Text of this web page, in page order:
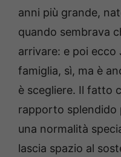
anni più grande,
quando sembrava
arrivare: e poi ecco
famiglia, sì, ma è
è scegliere. Il fatto
rapporto
una normalità
lascia spazio al